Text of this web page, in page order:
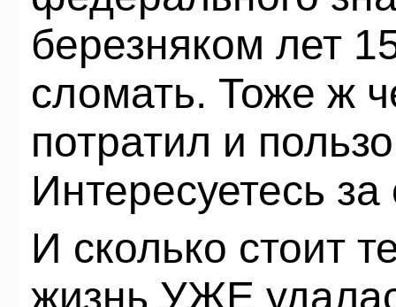
березняком лет
сломать. Тоже ж
потратил и
Интересуетесь за
И сколько стоит
жизнь УЖЕ